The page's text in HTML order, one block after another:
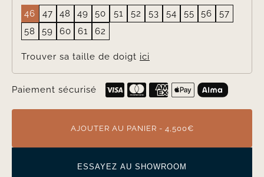
46 47 48 49 50 51 52 53 54 55 56
57
58
59 60 61 62
Trouver sa taille de doigt ici
Paiement sécurisé
AJOUTER AU PANIER - 4,500€
ESSAYEZ AU SHOWROOM